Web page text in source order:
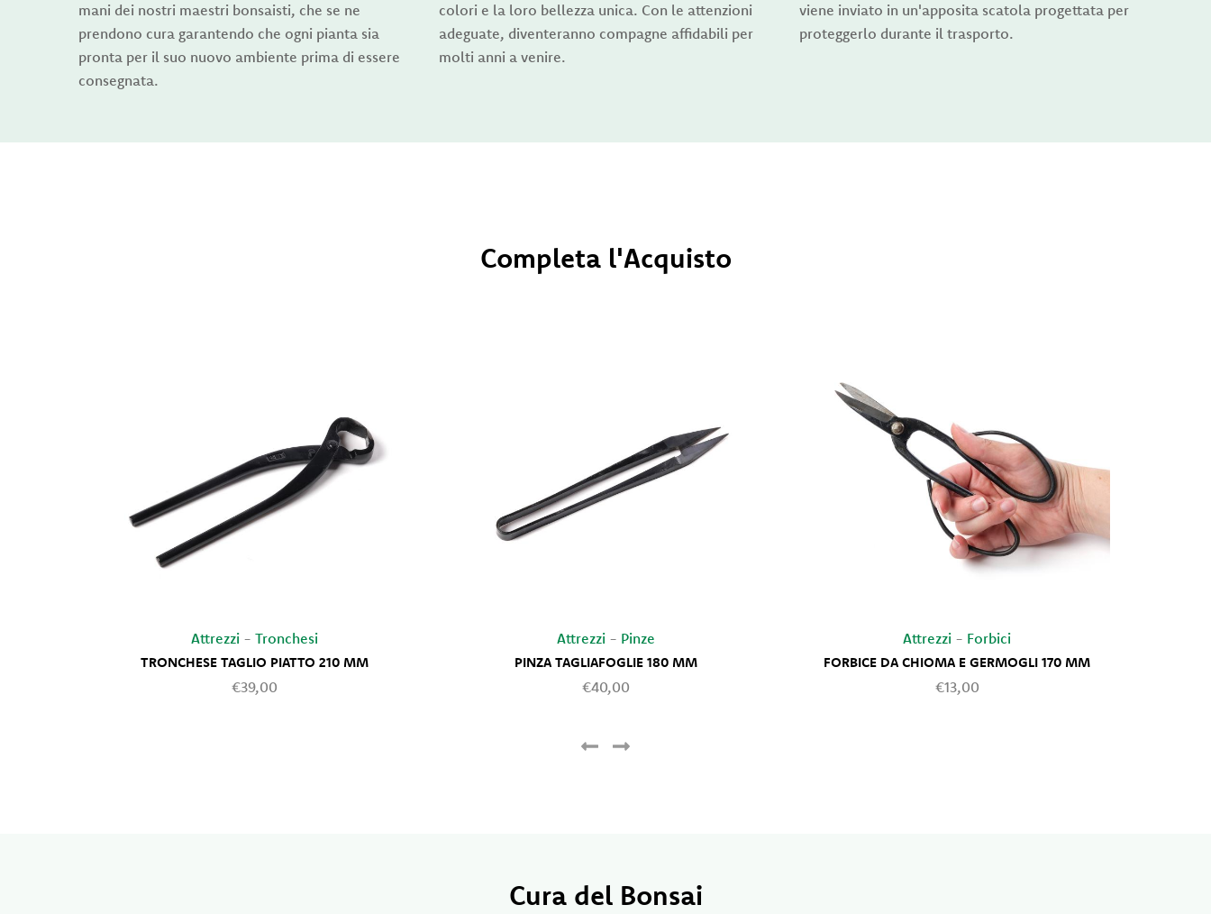
mani dei nostri maestri bonsaisti, che se ne
prendono cura garantendo che ogni pianta sia
pronta per il suo nuovo ambiente prima di essere
consegnata.
colori e la loro bellezza unica. Con le attenzioni
adeguate, diventeranno compagne affidabili per
molti anni a venire.
viene inviato in un'apposita scatola progettata per
proteggerlo durante il trasporto.
Completa l'Acquisto
Attrezzi- Tronchesi
TRONCHESE TAGLIO PIATTO 210 MM
€39,00
Attrezzi- Pinze
PINZA TAGLIAFOGLIE 180 MM
€40,00
Attrezzi - Forbici
FORBICE DA CHIOMA E GERMOGLI 170 MM
€13,00
Cura del Bonsai